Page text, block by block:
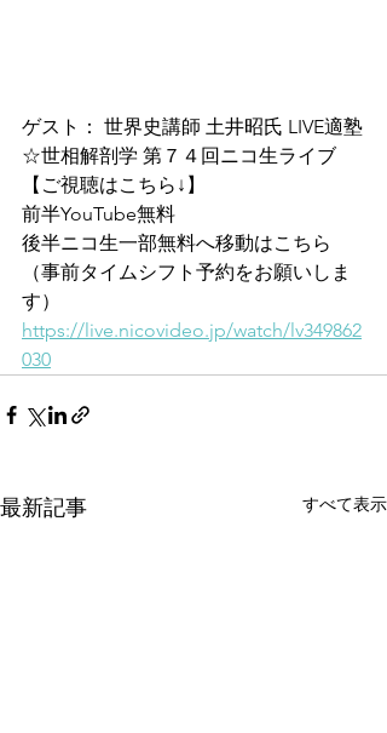
ゲスト： 世界史講師 土井昭氏 LIVE適塾
☆世相解剖学 第７４回ニコ生ライブ
【ご視聴はこちら↓】
前半YouTube無料
後半ニコ生一部無料へ移動はこちら
（事前タイムシフト予約をお願いしま
す）
https://live.nicovideo.jp/watch/lv349862
030
最新記事 すべて表示